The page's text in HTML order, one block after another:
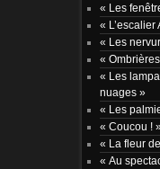
« Les
« L’escalier
« Les
«
« Les
nuages »
« Les
« Coucou !
« La fleur
« Au